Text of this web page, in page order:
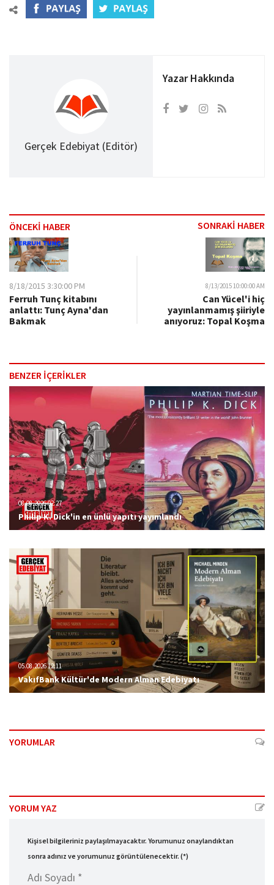
Gerçek Edebiyat (Editör)
Yazar Hakkında
ÖNCEKİ HABER SONRAKİ HABER
8/18/2015 3:30:00 PM
Ferruh Tunç kitabını
anlattı: Tunç Ayna'dan
Bakmak
8/13/2015 10:00:00 AM
Can Yücel'i hiç
yayınlanmamış şiiriyle
anıyoruz: Topal Koşma
BENZER İÇERİKLER
08.08.2026 02:27
Philip K. Dick'in en ünlü yapıtı yayımlandı
05.08.2026 12:11
VakıfBank Kültür'de Modern Alman Edebiyatı
YORUMLAR
YORUM YAZ
Kişisel bilgileriniz paylaşılmayacaktır. Yorumunuz onaylandıktan
sonra adınız ve yorumunuz görüntülenecektir. (*)
Adı Soyadı *